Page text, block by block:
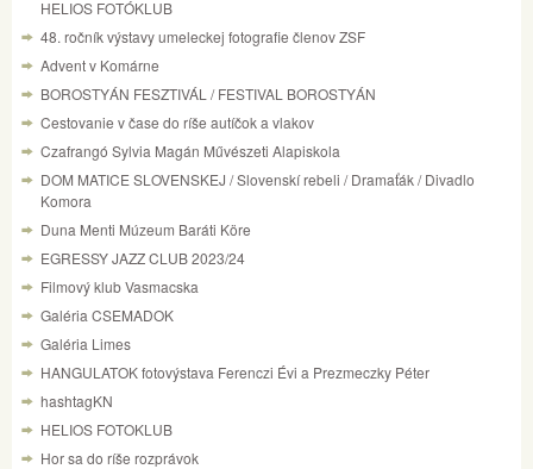
HELIOS FOTÓKLUB
48. ročník výstavy umeleckej fotografie členov ZSF
Advent v Komárne
BOROSTYÁN FESZTIVÁL / FESTIVAL BOROSTYÁN
Cestovanie v čase do ríše autíčok a vlakov
Czafrangó Sylvia Magán Művészeti Alapiskola
DOM MATICE SLOVENSKEJ / Slovenskí rebeli / Dramaťák / Divadlo
Komora
Duna Menti Múzeum Baráti Köre
EGRESSY JAZZ CLUB 2023/24
Filmový klub Vasmacska
Galéria CSEMADOK
Galéria Limes
HANGULATOK fotovýstava Ferenczi Évi a Prezmeczky Péter
hashtagKN
HELIOS FOTOKLUB
Hor sa do ríše rozprávok